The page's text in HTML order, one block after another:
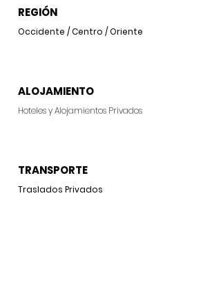
REGIÓN
Occidente / Centro / Oriente
ALOJAMIENTO
Hoteles yAlojamientos Privados
TRANSPORTE
Traslados Privados